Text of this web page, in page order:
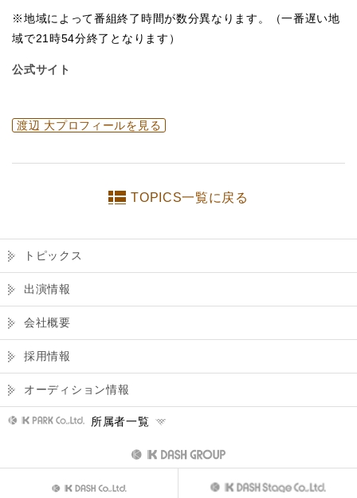
※地域によって番組終了時間が数分異なります。（一番遅い地
域で21時54分終了となります）
公式サイト
渡辺 大プロフィールを見る
TOPICS一覧に戻る
トピックス
出演情報
会社概要
採用情報
オーディション情報
所属者一覧